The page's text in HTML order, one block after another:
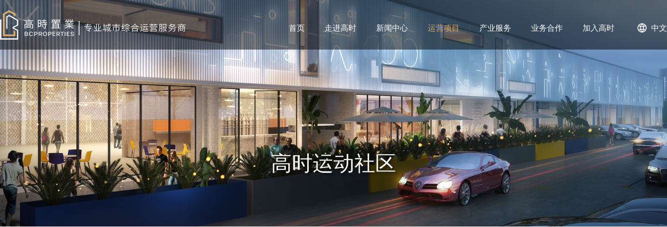
首页 走进高时 新闻中心 运营项目 产业服务 业务合作 加入高时 中文
高时运动社区